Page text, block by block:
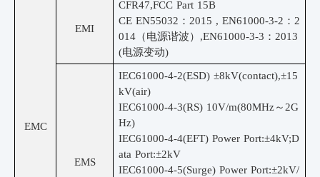
EMC
EMI
CFR47,FCC Part 15B
CE EN55032：2015 , EN61000-3-2：2
014（电源谐波）,EN61000-3-3：2013
(电源变动)
EMS
IEC61000-4-2(ESD) ±8kV(contact),±15
kV(air)
IEC61000-4-3(RS) 10V/m(80MHz～2G
Hz)
IEC61000-4-4(EFT) Power Port:±4kV;D
ata Port:±2kV
IEC61000-4-5(Surge) Power Port:±2kV/